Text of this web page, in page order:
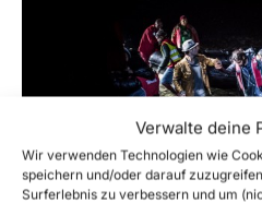
Verwalte deine
Wir verwenden Technologien wie
speichern und/oder darauf
Surferlebnis zu verbessern und um